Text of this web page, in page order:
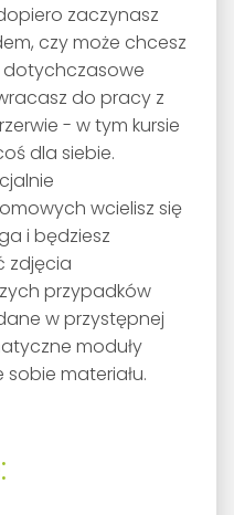
zaczynasz
czy może chcesz
dotychczasowe
do pracy z
- w tym kursie
dla siebie.
wcielisz się
i będziesz
zdjęcia
przypadków
w przystępnej
moduły
materiału.